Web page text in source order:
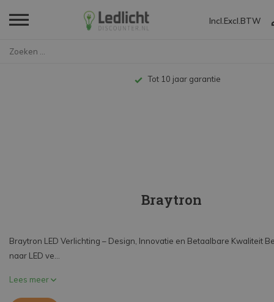
Incl. Excl. BTW
Tot 10 jaar garantie
Braytron
Braytron LED Verlichting – Design, Innovatie en Betaalbare Kwaliteit
naar LED ve...
Lees meer